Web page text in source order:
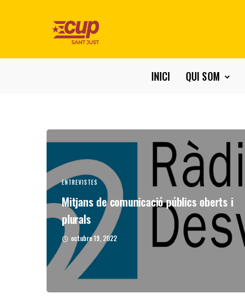
INICI QUI SOM
ENTREVISTES
Mitjans de comunicació públics oberts i
plurals
octubre 19, 2022